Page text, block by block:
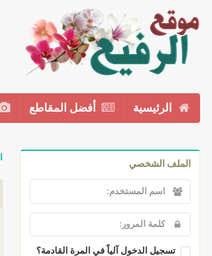
الرئيسية أفضل المقاطع
الملف الشخصي
تسجيل الدخول آلياً في المرة القادمة؟